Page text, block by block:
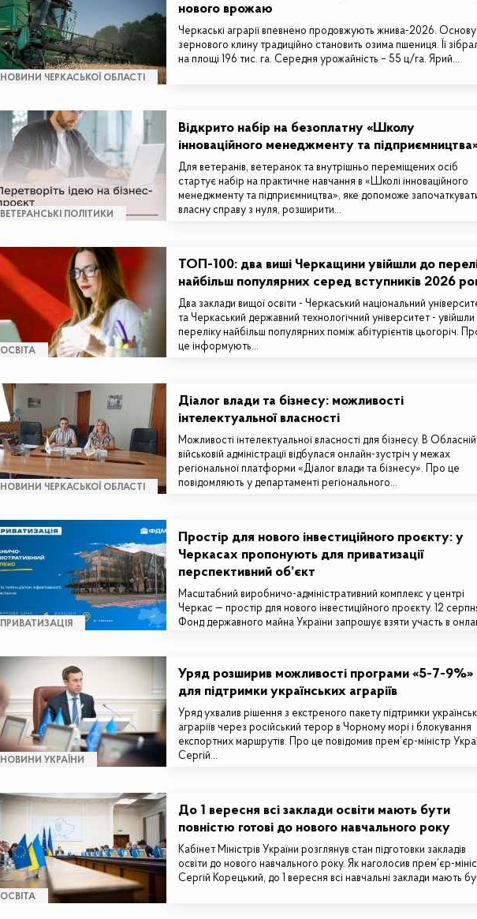
НОВИНИ ЧЕРКАСЬКОЇ ОБЛАСТІ
нового врожаю
Черкаські аграрії впевнено продовжують жнива-2026. Основу
зернового клину традиційно становить озима пшениця. Її
на площі 196 тис. га. Середня урожайність – 55 ц/га. Ярий…
ВЕТЕРАНСЬКІ ПОЛІТИКИ
Відкрито набір на безоплатну «Школу
інноваційного менеджменту та
Для ветеранів, ветеранок та внутрішньо переміщених осіб
стартує набір на практичне навчання в «Школі інноваційного
менеджменту та підприємництва», яке допоможе
власну справу з нуля, розширити…
ОСВІТА
ТОП-100: два виші Черкащини увійшли до
найбільш популярних серед вступників 2026
Два заклади вищої освіти - Черкаський національний
та Черкаський державний технологічний університет - увійшли
переліку найбільш популярних поміж абітурієнтів цьогоріч.
це інформують…
НОВИНИ ЧЕРКАСЬКОЇ ОБЛАСТІ
Діалог влади та бізнесу: можливості
інтелектуальної власності
Можливості інтелектуальної власності для бізнесу. В Обласній
військовій адміністрації відбулася онлайн-зустріч у межах
регіональної платформи «Діалог влади та бізнесу». Про це
повідомляють у департаменті регіонального…
ПРИВАТИЗАЦІЯ
Простір для нового інвестиційного проєкту: у
Черкасах пропонують для приватизації
перспективний об’єкт
Масштабний виробничо-адміністративний комплекс у центрі
Черкас — простір для нового інвестиційного проєкту. 12
Фонд державного майна України запрошує взяти участь в
НОВИНИ УКРАЇНИ
Уряд розширив можливості програми «5-7-9%»
для підтримки українських аграріїв
Уряд ухвалив рішення з екстреного пакету підтримки
аграріїв через російський терор в Чорному морі і блокування
експортних маршрутів. Про це повідомив прем’єр-міністр
Сергій…
ОСВІТА
До 1 вересня всі заклади освіти мають бути
повністю готові до нового навчального року
Кабінет Міністрів України розглянув стан підготовки закладів
освіти до нового навчального року. Як наголосив прем’єр-
Сергій Корецький, до 1 вересня всі навчальні заклади мають